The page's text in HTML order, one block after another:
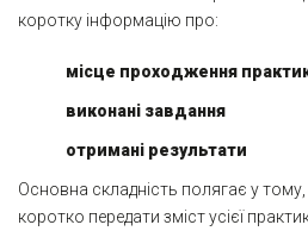
коротку інформацію про:
місце проходження
виконані завдання
отримані результати
Основна складність полягає у
коротко передати зміст усієї